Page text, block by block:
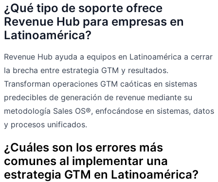
¿Qué tipo de soporte ofrece
Revenue Hub para empresas en
Latinoamérica?
Revenue Hub ayuda a equipos en Latinoamérica a cerrar
la brecha entre estrategia GTM y resultados.
Transforman operaciones GTM caóticas en sistemas
predecibles de generación de revenue mediante su
metodología Sales OS®, enfocándose en sistemas, datos
y procesos unificados.
¿Cuáles son los errores más
comunes al implementar una
estrategia GTM en Latinoamérica?